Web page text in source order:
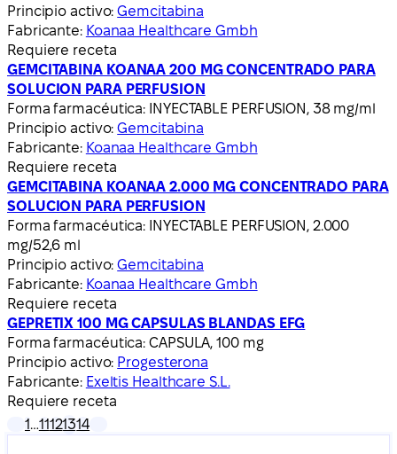
Principio activo:Gemcitabina
Fabricante: Koanaa Healthcare Gmbh
Requiere receta
GEMCITABINA KOANAA 200 MG CONCENTRADO PARA
SOLUCION PARA PERFUSION
Forma farmacéutica: INYECTABLE PERFUSION, 38 mg/ml
Principio activo:Gemcitabina
Fabricante: Koanaa Healthcare Gmbh
Requiere receta
GEMCITABINA KOANAA 2.000 MG CONCENTRADO PARA
SOLUCION PARA PERFUSION
Forma farmacéutica: INYECTABLE PERFUSION, 2.000
mg/52,6 ml
Principio activo:Gemcitabina
Fabricante: Koanaa Healthcare Gmbh
Requiere receta
GEPRETIX 100 MG CAPSULAS BLANDAS EFG
Forma farmacéutica: CAPSULA, 100 mg
Principio activo: Progesterona
Fabricante: Exeltis Healthcare S.L.
Requiere receta
1…11121314